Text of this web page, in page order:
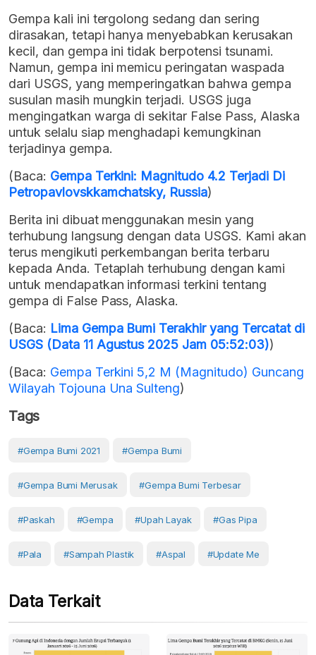
Gempa kali ini tergolong sedang dan sering
dirasakan, tetapi hanya menyebabkan kerusakan
kecil, dan gempa ini tidak berpotensi tsunami.
Namun, gempa ini memicu peringatan waspada
dari USGS, yang memperingatkan bahwa gempa
susulan masih mungkin terjadi. USGS juga
mengingatkan warga di sekitar False Pass, Alaska
untuk selalu siap menghadapi kemungkinan
terjadinya gempa.
(Baca: Gempa Terkini: Magnitudo 4.2 Terjadi Di
Petropavlovskkamchatsky, Russia)
Berita ini dibuat menggunakan mesin yang
terhubung langsung dengan data USGS. Kami akan
terus mengikuti perkembangan berita terbaru
kepada Anda. Tetaplah terhubung dengan kami
untuk mendapatkan informasi terkini tentang
gempa di False Pass, Alaska.
(Baca: Lima Gempa Bumi Terakhir yang Tercatat di
USGS (Data 11 Agustus 2025 Jam 05:52:03))
(Baca: Gempa Terkini 5,2 M (Magnitudo) Guncang
Wilayah Tojouna Una Sulteng)
Tags
#gempa Bumi 2021 #Gempa Bumi
#gempa Bumi Merusak #gempa Bumi Terbesar
#paskah #gempa #upah Layak #Gas Pipa
#pala #Sampah Plastik #aspal #Update Me
Data Terkait